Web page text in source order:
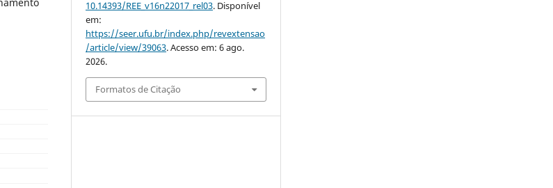
10.14393/REE_v16n22017_rel03. Disponível
em:
https://seer.ufu.br/index.php/revextensao
/article/view/39063. Acesso em: 6 ago.
2026.
Formatos de Citação